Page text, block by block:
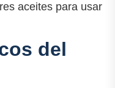
aceites para usar
del